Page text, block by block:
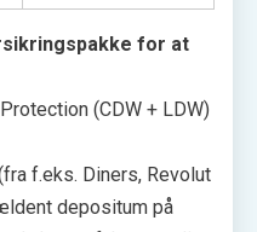
for at
(CDW + LDW)
f.eks. Diners, Revolut
depositum på